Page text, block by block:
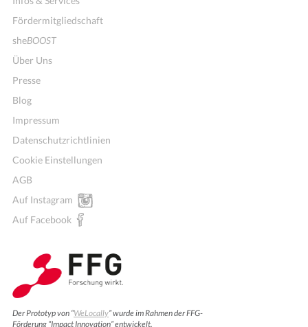
Fördermitgliedschaft
sheBOOST
Über Uns
Presse
Blog
Impressum
Datenschutzrichtlinien
Cookie Einstellungen
AGB
Auf Instagram
Auf Facebook
Der Prototyp von “WeLocally” wurde im Rahmen der FFG-
Förderung “Impact Innovation” entwickelt.